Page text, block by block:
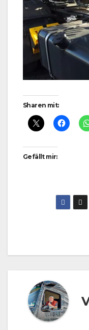
Sharen mit:
Gefällt mir: